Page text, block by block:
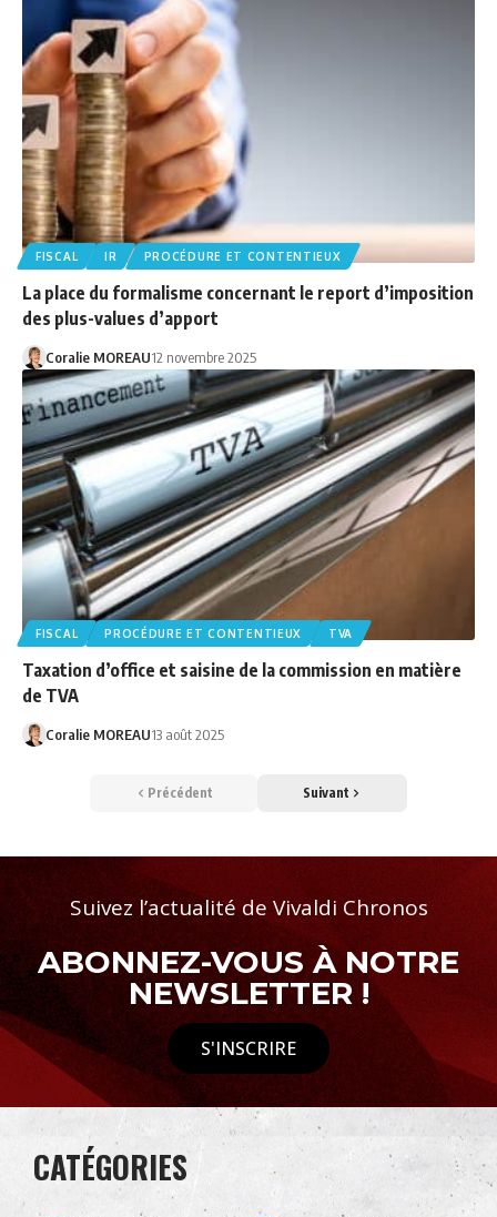
FISCAL IR PROCÉDURE ET CONTENTIEUX
La place du formalisme concernant le report d’imposition
des plus-values d’apport
Coralie MOREAU12 novembre 2025
FISCAL PROCÉDURE ET CONTENTIEUX TVA
Taxation d’office et saisine de la commission en matière
de TVA
Coralie MOREAU13 août 2025
Précédent Suivant
Suivez l’actualité de Vivaldi Chronos
ABONNEZ-VOUS À NOTRE
NEWSLETTER !
S'INSCRIRE
CATÉGORIES